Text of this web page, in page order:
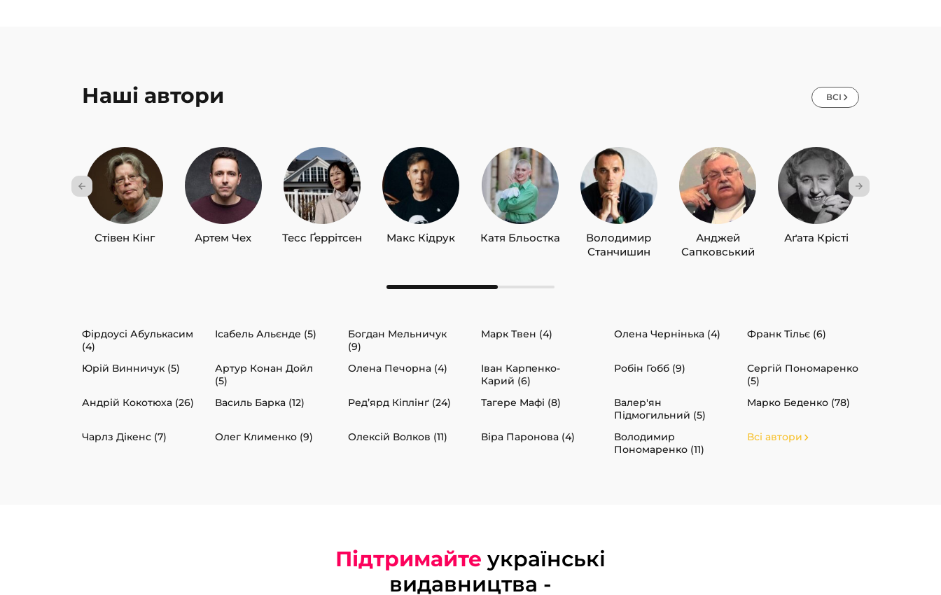
Наші автори ВСІ
Стівен Кінг Артем Чех Тесс Ґеррітсен Макс Кідрук Катя Бльостка
Володимир
Станчишин
Анджей
Сапковський
Аґата Крісті
Фірдоусі Абулькасим
(4)
Ісабель Альєнде (5)
Богдан Мельничук
(9)
Марк Твен (4) Олена Чернінька (4) Франк Тільє (6)
Юрій Винничук (5)
Артур Конан Дойл
(5)
Олена Печорна (4)
Іван Карпенко-
Карий (6)
Робін Гобб (9)
Сергій Пономаренко
(5)
Андрій Кокотюха (26)
Василь Барка (12) Ред’ярд Кіплінґ (24) Тагере Мафі (8)
Валер'ян
Підмогильний (5)
Марко Беденко (78)
Чарлз Дікенс (7) Олег Клименко (9) Олексій Волков (11) Віра Паронова (4)
Володимир
Пономаренко (11)
Всі автори
Підтримайте українські
видавництва -